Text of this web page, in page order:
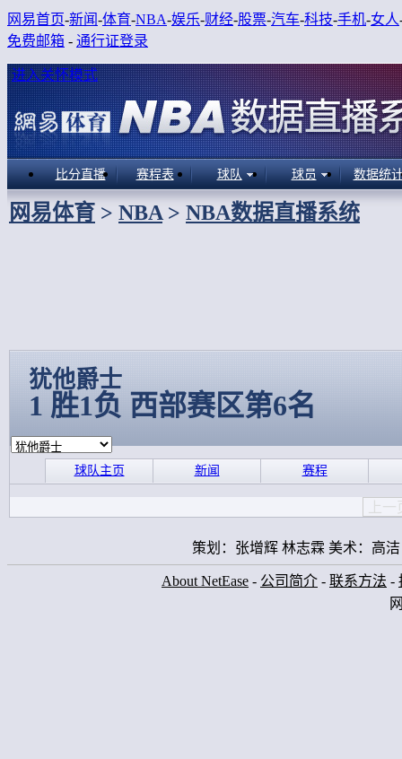
网易首页-新闻-体育-NBA-娱乐-财经-股票-汽车-科技-手机-女人
免费邮箱 - 通行证登录
进入关怀模式
比分直播 赛程表 球队 球员 数据统
网易体育 > NBA > NBA数据直播系统
犹他爵士
1 胜1负 西部赛区第6名
球队主页 新闻 赛程
上一
策划：张增辉 林志霖 美术：高
About NetEase - 公司简介 - 联系方法 -